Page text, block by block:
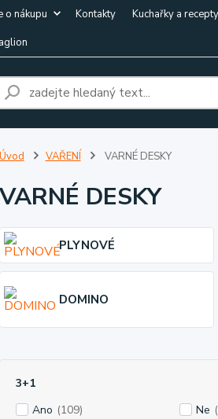
o nákupu Kontakty Kuchařky a recepty
Úvod VAŘENÍ VARNÉ DESKY
DESKY
PLYNOVÉ
DOMINO
3+1
Ano (109) Ne